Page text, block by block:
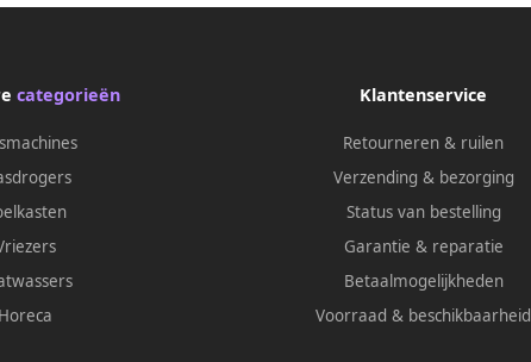
categorieën
Horeca
Klantenservice
Retourneren & ruilen
Verzending & bezorging
Status van bestelling
Garantie & reparatie
Betaalmogelijkheden
Voorraad & beschikbaarheid